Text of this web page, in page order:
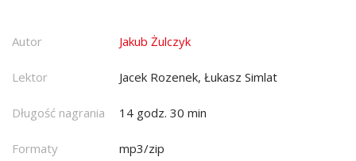
Autor Jakub Żulczyk
Lektor Jacek Rozenek, Łukasz Simlat
Długość nagrania 14 godz. 30 min
Formaty mp3/zip